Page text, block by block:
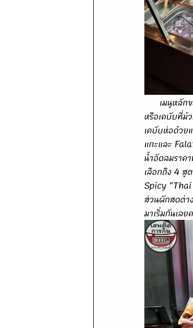
หรือเคบับที่ม้
เคบับห่อด้วย
แกะและ
น้ำอัดลมราค
เลือกถึง 4
Spicy "Thai
ส่วนผักสดต่า
มาเริ่มกันเลย